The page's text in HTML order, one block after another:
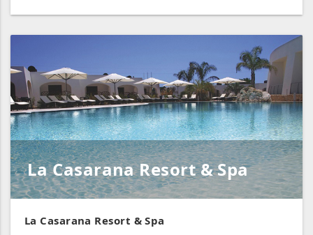
La Casarana Resort & Spa
La Casarana Resort & Spa